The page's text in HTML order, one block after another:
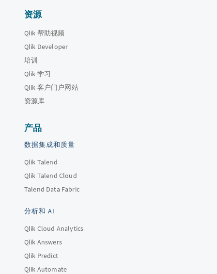
资源
Qlik 帮助视频
Qlik Developer
培训
Qlik 学习
Qlik 客户门户网站
资源库
产品
数据集成和质量
Qlik Talend
Qlik Talend Cloud
Talend Data Fabric
分析和 AI
Qlik Cloud Analytics
Qlik Answers
Qlik Predict
Qlik Automate